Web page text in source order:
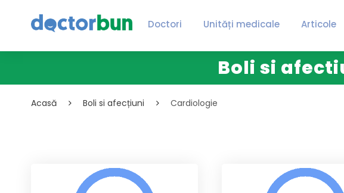
Doctori Unități medicale Articole
Boli si
Acasă Boli si afecțiuni Cardiologie